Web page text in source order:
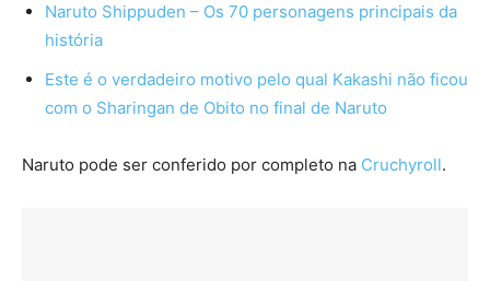
Naruto Shippuden – Os 70 personagens principais da
história
Este é o verdadeiro motivo pelo qual Kakashi não ficou
com o Sharingan de Obito no final de Naruto
Naruto pode ser conferido por completo na Cruchyroll.